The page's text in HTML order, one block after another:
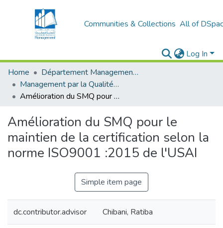
Communities & Collections All of
Log In
Home
Département Management Des Organisations
Management par la Qualité (MPQ)
Amélioration du SMQ pour le maintien de la certification selon la norme ISO9001 :2015 de l'USAI
Amélioration du SMQ pour le
maintien de la certification selon la
norme ISO9001 :2015 de l'USAI
Simple item page
dc.contributor.advisor Chibani, Ratiba